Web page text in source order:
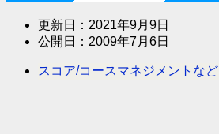
更新日： 2021年9月9日
公開日： 2009年7月6日
スコア/コースマネジメントなど